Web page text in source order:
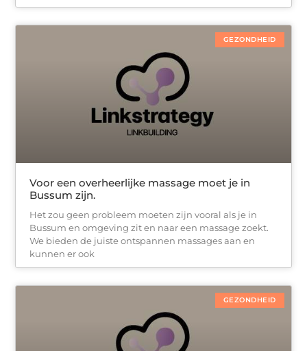
GEZONDHEID
Voor een overheerlijke massage moet je in
Bussum zijn.
Het zou geen probleem moeten zijn vooral als je in
Bussum en omgeving zit en naar een massage zoekt.
We bieden de juiste ontspannen massages aan en
kunnen er ook
GEZONDHEID